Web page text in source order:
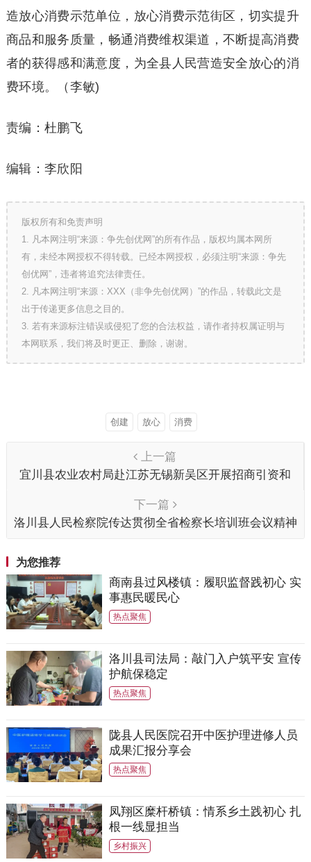
造放心消费示范单位，放心消费示范街区，切实提升
商品和服务质量，畅通消费维权渠道，不断提高消费
者的获得感和满意度，为全县人民营造安全放心的消
费环境。（李敏)
责编：杜鹏飞
编辑：李欣阳
版权所有和免责声明
1. 凡本网注明“来源：争先创优网”的所有作品，版权均属本网所
有，未经本网授权不得转载。已经本网授权，必须注明“来源：争先
创优网”，违者将追究法律责任。
2. 凡本网注明“来源：XXX（非争先创优网）”的作品，转载此文是
出于传递更多信息之目的。
3. 若有来源标注错误或侵犯了您的合法权益，请作者持权属证明与
本网联系，我们将及时更正、删除，谢谢。
创建 放心 消费
上一篇
宜川县农业农村局赴江苏无锡新吴区开展招商引资和
下一篇
洛川县人民检察院传达贯彻全省检察长培训班会议精神
为您推荐
商南县过风楼镇：履职监督践初心 实
事惠民暖民心
热点聚焦
洛川县司法局：敲门入户筑平安 宣传
护航保稳定
热点聚焦
陇县人民医院召开中医护理进修人员
成果汇报分享会
热点聚焦
凤翔区糜杆桥镇：情系乡土践初心 扎
根一线显担当
乡村振兴